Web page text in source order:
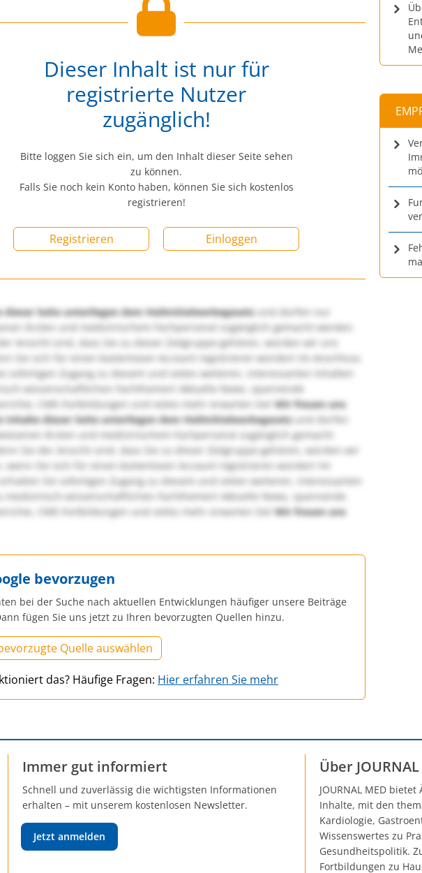
Dieser Inhalt ist nur für
registrierte Nutzer
zugänglich!
Bitte loggen Sie sich ein, um den Inhalt dieser Seite sehen
zu können.
Falls Sie noch kein Konto haben, können Sie sich kostenlos
registrieren!
Registrieren Einloggen
dieser Seite unterliegen dem Heilmittelwerbegesetzund dürfen nur
Ärzten und medizinischem Fachpersonal zugänglich gemacht werden.
Ansicht sind, dass Sie zu dieser Zielgruppe gehören, würden wir uns
Sie sich für einen kostenlosen Account registrieren würden! Im Anschluss
sofortigen Zugang zu diesem und vielen weiteren, interessanten Inhalten
wissenschaftlichen Fachthemen! Aktuelle News, spannende
CME-Fortbildungen und vieles mehr erwarten Sie!Wir freuen uns
Inhalte dieser Seite unterliegen dem Heilmittelwerbegesetzund dürfen
Ärzten und medizinischem Fachpersonal zugänglich gemacht
Sie der Ansicht sind, dass Sie zu dieser Zielgruppe gehören, würden wir
wenn Sie sich für einen kostenlosen Account registrieren würden! Im
Sie sofortigen Zugang zu diesem und vielen weiteren, interessanten
medizinisch-wissenschaftlichen Fachthemen! Aktuelle News, spannende
CME-Fortbildungen und vieles mehr erwarten Sie! Wir freuen uns
bevorzugen
bei der Suche nach aktuellen Entwicklungen häufiger unsere Beiträge
fügen Sie uns jetzt zu Ihren bevorzugten Quellen hinzu.
Quelle auswählen
das? Häufige Fragen: Hier erfahren Sie mehr
Immer gut informiert
Schnell und zuverlässig die wichtigsten Informationen
erhalten – mit unserem kostenlosen Newsletter.
Jetzt anmelden
Über
JOURNAL MED
Inhalte, mit den
Kardiologie,
Wissenswertes zu
Gesundheitspolitik.
Fortbildungen zu